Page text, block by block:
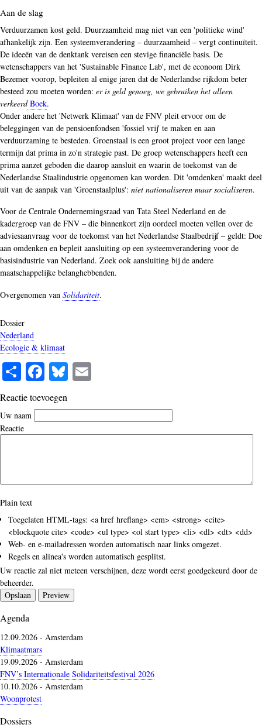
Aan de slag
Verduurzamen kost geld. Duurzaamheid mag niet van een 'politieke wind'
afhankelijk zijn. Een systeemverandering – duurzaamheid – vergt continuïteit.
De ideeën van de denktank vereisen een stevige financiële basis. De
wetenschappers van het 'Sustainable Finance Lab', met de econoom Dirk
Bezemer voorop, bepleiten al enige jaren dat de Nederlandse rijkdom beter
besteed zou moeten worden: er is geld genoeg, we gebruiken het alleen
verkeerdBoek.
Onder andere het 'Netwerk Klimaat' van de FNV pleit ervoor om de
beleggingen van de pensioenfondsen 'fossiel vrij' te maken en aan
verduurzaming te besteden. Groenstaal is een groot project voor een lange
termijn dat prima in zo'n strategie past. De groep wetenschappers heeft een
prima aanzet geboden die daarop aansluit en waarin de toekomst van de
Nederlandse Staalindustrie opgenomen kan worden. Dit 'omdenken' maakt deel
uit van de aanpak van 'Groenstaalplus': niet nationaliseren maar socialiseren.
Voor de Centrale Ondernemingsraad van Tata Steel Nederland en de
kadergroep van de FNV – die binnenkort zijn oordeel moeten vellen over de
adviesaanvraag voor de toekomst van het Nederlandse Staalbedrijf – geldt: Doe
aan omdenken en bepleit aansluiting op een systeemverandering voor de
basisindustrie van Nederland. Zoek ook aansluiting bij de andere
maatschappelijke belanghebbenden.
Overgenomen van Solidariteit.
Dossier
Nederland
Ecologie & klimaat
S
ha
re
Fa
ce
bo
ok
Bl
ue
sk
y
ail
Reactie toevoegen
Uw naam
Reactie
Plain text
Toegelaten HTML-tags: <a href hreflang> <em> <strong> <cite>
<blockquote cite> <code> <ul type> <ol start type> <li> <dl> <dt> <dd>
Web- en e-mailadressen worden automatisch naar links omgezet.
Regels en alinea's worden automatisch gesplitst.
Uw reactie zal niet meteen verschijnen, deze wordt eerst goedgekeurd door de
beheerder.
Agenda
12.09.2026 - Amsterdam
Klimaatmars
19.09.2026 - Amsterdam
FNV’s Internationale Solidariteitsfestival 2026
10.10.2026 - Amsterdam
Woonprotest
Dossiers